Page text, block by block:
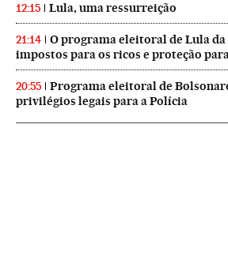
12:15 Lula, uma ressurreição
21:14
O programa eleitoral de Lula da
impostos para os ricos e proteção
20:55
Programa eleitoral de
privilégios legais para a Polícia